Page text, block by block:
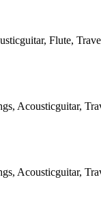
Flute,
Acousticguitar,
Acousticguitar,